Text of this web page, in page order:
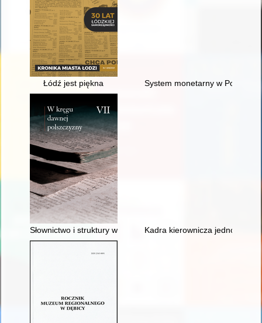
Łódź jest piękna System monetarny w Polsce
Słownictwo i struktury wartościujące w "Studjach i szkicach
Kadra kierownicza jednostek